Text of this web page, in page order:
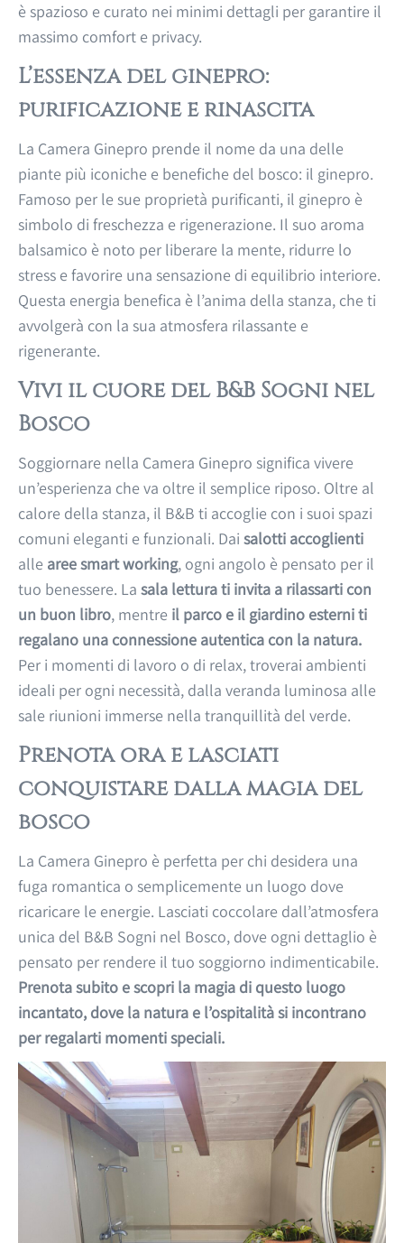
è spazioso e curato nei minimi dettagli per garantire il
massimo comfort e privacy.
L’essenza del ginepro:
purificazione e rinascita
La Camera Ginepro prende il nome da una delle
piante più iconiche e benefiche del bosco: il ginepro.
Famoso per le sue proprietà purificanti, il ginepro è
simbolo di freschezza e rigenerazione. Il suo aroma
balsamico è noto per liberare la mente, ridurre lo
stress e favorire una sensazione di equilibrio interiore.
Questa energia benefica è l’anima della stanza, che ti
avvolgerà con la sua atmosfera rilassante e
rigenerante.
Vivi il cuore del B&B Sogni nel
Bosco
Soggiornare nella Camera Ginepro significa vivere
un’esperienza che va oltre il semplice riposo. Oltre al
calore della stanza, il B&B ti accoglie con i suoi spazi
comuni eleganti e funzionali. Dai salotti accoglienti
alle aree smart working, ogni angolo è pensato per il
tuo benessere. La sala lettura ti invita a rilassarti con
un buon libro, mentre il parco e il giardino esterni ti
regalano una connessione autentica con la natura.
Per i momenti di lavoro o di relax, troverai ambienti
ideali per ogni necessità, dalla veranda luminosa alle
sale riunioni immerse nella tranquillità del verde.
Prenota ora e lasciati
conquistare dalla magia del
bosco
La Camera Ginepro è perfetta per chi desidera una
fuga romantica o semplicemente un luogo dove
ricaricare le energie. Lasciati coccolare dall’atmosfera
unica del B&B Sogni nel Bosco, dove ogni dettaglio è
pensato per rendere il tuo soggiorno indimenticabile.
Prenota subito e scopri la magia di questo luogo
incantato, dove la natura e l’ospitalità si incontrano
per regalarti momenti speciali.